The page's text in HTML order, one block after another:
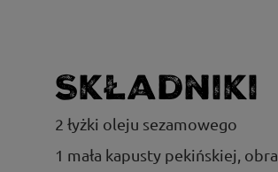
Składniki
2 łyżki oleju sezamowego
1 mała kapusty pekińskiej,